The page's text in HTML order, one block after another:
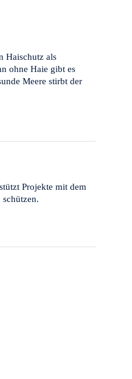
Haischutz als
ohne Haie gibt es
Meere stirbt der
Projekte mit dem